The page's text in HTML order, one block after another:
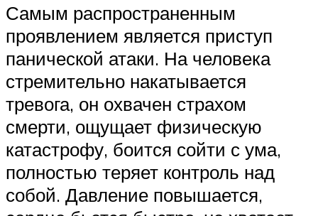
Самым распространенным
проявлением является приступ
панической атаки. На человека
стремительно накатывается
тревога, он охвачен страхом
смерти, ощущает физическую
катастрофу, боится сойти с ума,
полностью теряет контроль над
собой. Давление повышается,